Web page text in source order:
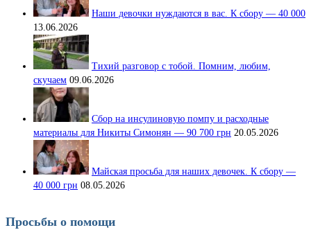
Наши девочки нуждаются в вас. К сбору — 40 000
13.06.2026
Тихий разговор с тобой. Помним, любим,
скучаем 09.06.2026
Сбор на инсулиновую помпу и расходные
материалы для Никиты Симонян — 90 700 грн 20.05.2026
Майская просьба для наших девочек. К сбору —
40 000 грн 08.05.2026
Просьбы о помощи